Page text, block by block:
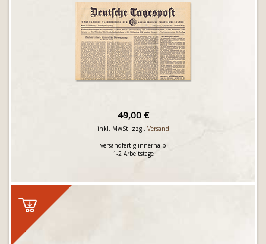
49,00 €
inkl. MwSt. zzgl. Versand
versandfertig innerhalb
1-2 Arbeitstage